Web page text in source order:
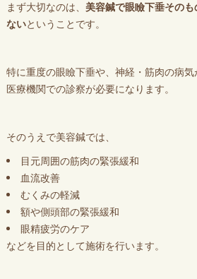
まず大切なのは、 美容鍼で眼瞼下垂その
ないということです。
特に重度の眼瞼下垂や、神経・筋肉の病気
医療機関での診察が必要になります。
そのうえで美容鍼では、
目元周囲の筋肉の緊張緩和
血流改善
むくみの軽減
額や側頭部の緊張緩和
眼精疲労のケア
などを目的として施術を行います。